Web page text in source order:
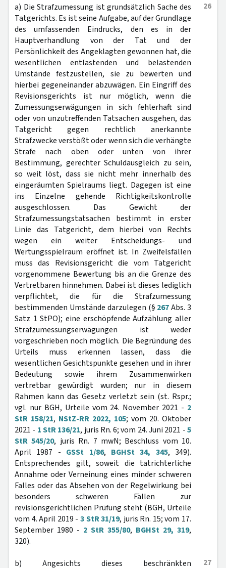
26
a) Die Strafzumessung ist grundsätzlich Sache des
Tatgerichts. Es ist seine Aufgabe, auf der Grundlage
des umfassenden Eindrucks, den es in der
Hauptverhandlung von der Tat und der
Persönlichkeit des Angeklagten gewonnen hat, die
wesentlichen entlastenden und belastenden
Umstände festzustellen, sie zu bewerten und
hierbei gegeneinander abzuwägen. Ein Eingriff des
Revisionsgerichts ist nur möglich, wenn die
Zumessungserwägungen in sich fehlerhaft sind
oder von unzutreffenden Tatsachen ausgehen, das
Tatgericht gegen rechtlich anerkannte
Strafzwecke verstößt oder wenn sich die verhängte
Strafe nach oben oder unten von ihrer
Bestimmung, gerechter Schuldausgleich zu sein,
so weit löst, dass sie nicht mehr innerhalb des
eingeräumten Spielraums liegt. Dagegen ist eine
ins Einzelne gehende Richtigkeitskontrolle
ausgeschlossen. Das Gewicht der
Strafzumessungstatsachen bestimmt in erster
Linie das Tatgericht, dem hierbei von Rechts
wegen ein weiter Entscheidungs- und
Wertungsspielraum eröffnet ist. In Zweifelsfällen
muss das Revisionsgericht die vom Tatgericht
vorgenommene Bewertung bis an die Grenze des
Vertretbaren hinnehmen. Dabei ist dieses lediglich
verpflichtet, die für die Strafzumessung
bestimmenden Umstände darzulegen (§ 267Abs. 3
Satz 1 StPO); eine erschöpfende Aufzählung aller
Strafzumessungserwägungen ist weder
vorgeschrieben noch möglich. Die Begründung des
Urteils muss erkennen lassen, dass die
wesentlichen Gesichtspunkte gesehen und in ihrer
Bedeutung sowie ihrem Zusammenwirken
vertretbar gewürdigt wurden; nur in diesem
Rahmen kann das Gesetz verletzt sein (st. Rspr.;
vgl. nur BGH, Urteile vom 24. November 2021 - 2
StR 158/21, NStZ-RR 2022, 105; vom 20. Oktober
2021 - 1 StR 136/21, juris Rn. 6; vom 24. Juni 2021 -5
StR 545/20, juris Rn. 7 mwN; Beschluss vom 10.
April 1987 - GSSt 1/86, BGHSt 34, 345, 349).
Entsprechendes gilt, soweit die tatrichterliche
Annahme oder Verneinung eines minder schweren
Falles oder das Absehen von der Regelwirkung bei
besonders schweren Fällen zur
revisionsgerichtlichen Prüfung steht (BGH, Urteile
vom 4. April 2019 - 3 StR 31/19, juris Rn. 15; vom 17.
September 1980 - 2 StR 355/80, BGHSt 29, 319,
320).
27
b) Angesichts dieses beschränkten